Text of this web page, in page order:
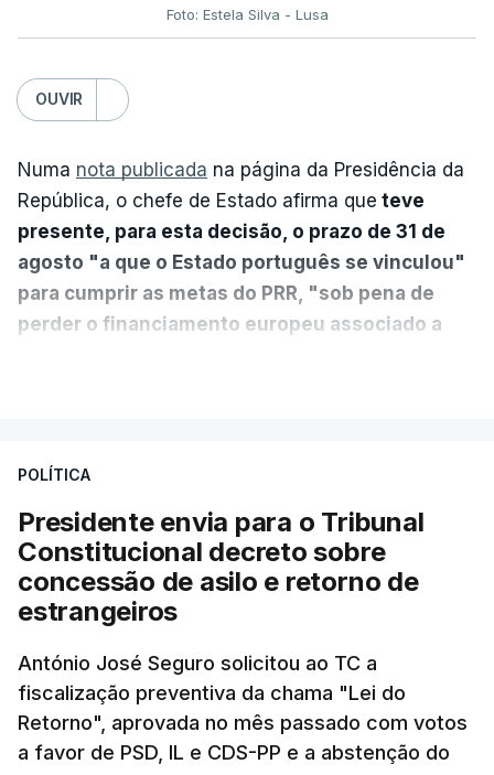
Foto: Estela Silva - Lusa
OUVIR
Numa nota publicada na página da Presidência da
República, o chefe de Estado afirma que teve
presente, para esta decisão, o prazo de 31 de
agosto "a que o Estado português se vinculou"
para cumprir as metas do PRR, "sob pena de
perder o financiamento europeu associado a
sistema mais simples, mais justo e transparente".
"Sempre que seja possível reduzir burocracias,
eliminar sobreposições e garantir que os apoios
chegam a quem mais necessita, estaremos a dar
um passo na direção certa", argumenta o
Presidente da República.
Assegurar que "ninguém é
POLÍTICA
Presidente envia para o Tribunal
Constitucional decreto sobre
concessão de asilo e retorno de
estrangeiros
António José Seguro solicitou ao TC a
fiscalização preventiva da chama "Lei do
Retorno", aprovada no mês passado com votos
a favor de PSD, IL e CDS-PP e a abstenção do